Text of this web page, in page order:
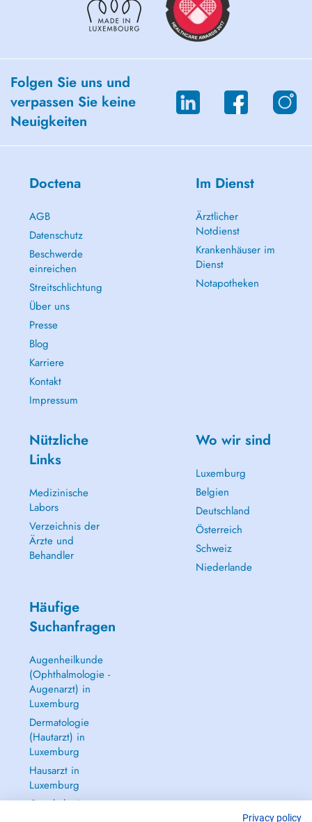
Folgen Sie uns und
verpassen Sie keine
Neuigkeiten
Doctena
AGB
Datenschutz
Beschwerde
einreichen
Streitschlichtung
Über uns
Presse
Blog
Karriere
Kontakt
Impressum
Im Dienst
Ärztlicher
Notdienst
Krankenhäuser im
Dienst
Notapotheken
Nützliche
Links
Medizinische
Labors
Verzeichnis der
Ärzte und
Behandler
Wo wir sind
Luxemburg
Belgien
Deutschland
Österreich
Schweiz
Niederlande
Häufige
Suchanfragen
Augenheilkunde
(Ophthalmologie -
Augenarzt) in
Luxemburg
Dermatologie
(Hautarzt) in
Luxemburg
Hausarzt in
Luxemburg
Gynäkologie
Privacy policy